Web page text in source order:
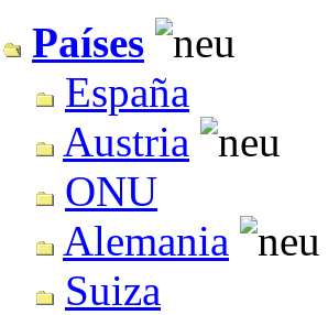
Países
España
Austria
ONU
Alemania
Suiza